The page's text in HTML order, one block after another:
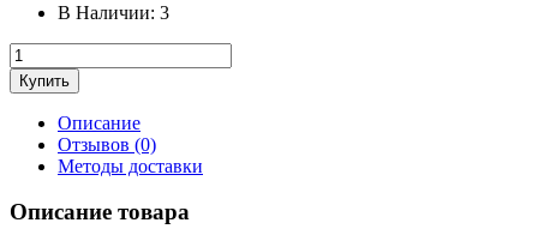
В Наличии: 3
Описание
Отзывов (0)
Методы доставки
Описание товара